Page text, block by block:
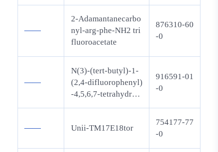
——
2-Adamantanecarbo
nyl-arg-phe-NH2 tri
fluoroacetate
876310-60
-0
——
N(3)-(tert-butyl)-1-
(2,4-difluorophenyl)
-4,5,6,7-tetrahydro-
e
916591-01
-0
—— Unii-TM17E18tor
754177-77
-0